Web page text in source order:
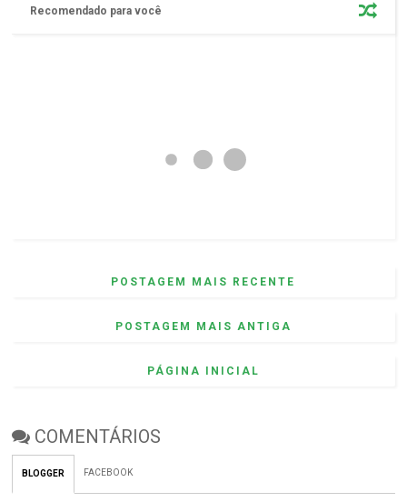
Recomendado para você
POSTAGEM MAIS RECENTE
POSTAGEM MAIS ANTIGA
PÁGINA INICIAL
COMENTÁRIOS
BLOGGER FACEBOOK